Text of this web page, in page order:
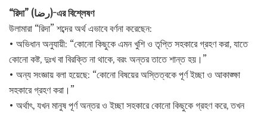
“রিদা” (رضا)-এর বিশ্লেষণ
উলামারা “রিদা” শব্দের অর্থ এভাবে বর্ণনা করেছেন:
• অভিধান অনুযায়ী: “কোনো কিছুকে এমন খুশি ও তৃপ্তি সহকারে গ্রহণ করা, যাতে
কোনো কষ্ট, দুঃখ বা বিরক্তি না থাকে, বরং অন্তর তাতে শান্ত হয়।”
• অন্য সংজ্ঞায় বলা হয়েছে: “কোনো বিষয়ের অস্তিত্বকে পূর্ণ ইচ্ছা ও আকাঙ্ক্ষা
সহকারে গ্রহণ করা।”
• অর্থাৎ, যখন মানুষ পূর্ণ অন্তর ও ইচ্ছা সহকারে কোনো কিছুকে গ্রহণ করে, তখন